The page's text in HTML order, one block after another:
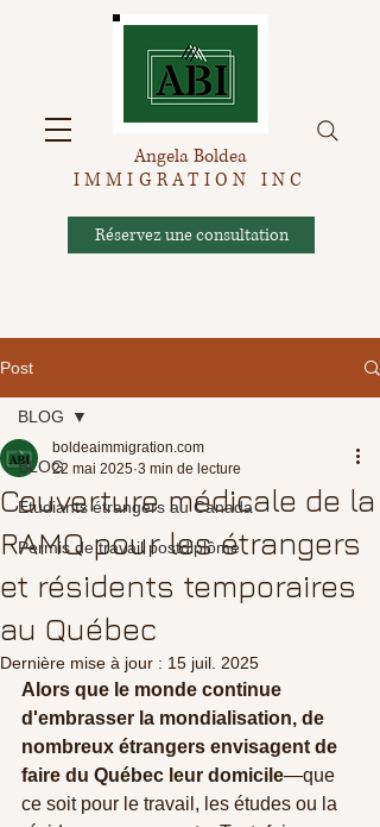
Réservez une consultation
Angela Boldea
IMMIGRATION INC
Post
BLOG
Étudiants étrangers au Canada
Permis de travail postdiplôme
BLOG
Couverture médicale de la
RAMQ pour les étrangers
et résidents temporaires
au Québec
boldeaimmigration.com
22 mai 2025 3 min de lecture
Dernière mise à jour : 15 juil. 2025
Alors que le monde continue
d'embrasser la mondialisation, de
nombreux étrangers envisagent de
faire du Québec leur domicile—que
ce soit pour le travail, les études ou la